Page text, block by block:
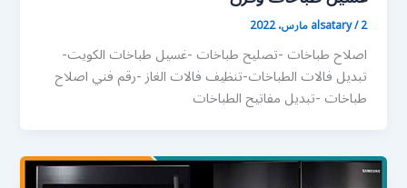
alsatary/2 مارس، 2022
اصلاح طباخات -تصليح طباخات -غسيل طباخات الكويت-
تبديل فالات الطباخات-تنظيف فالات الغاز -رقم فني اصلاح
طباخات -تبديل مفاتيح الطباخات